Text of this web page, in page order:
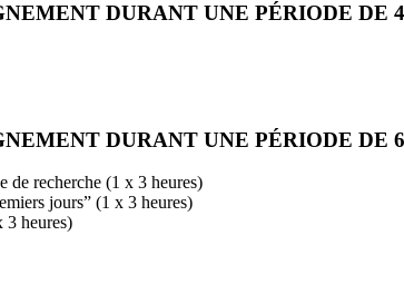
DURANT UNE PÉRIODE DE
DURANT UNE PÉRIODE DE
de recherche (1 x 3 heures)
jours” (1 x 3 heures)
3 heures)